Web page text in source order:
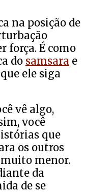
na posição de
força. É como
do samsara e
ele siga
vê algo,
você
que
os outros
muito menor.
da
de se